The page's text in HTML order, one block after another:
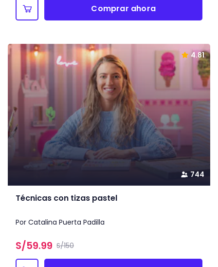
Comprar ahora
744
4.81
Técnicas con tizas pastel
Por Catalina Puerta Padilla
S/59.99 S/150